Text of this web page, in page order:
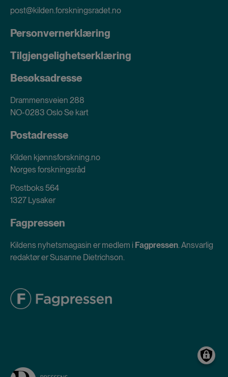
post@kilden.forskningsradet.no
Personvernerklæring
Tilgjengelighetserklæring
Besøksadresse
Drammensveien 288
NO-0283 OsloSe kart
Postadresse
Kilden kjønnsforskning.no
Norges forskningsråd
Postboks 564
1327 Lysaker
Fagpressen
Kildens nyhetsmagasin er medlem i Fagpressen. Ansvarlig
redaktør er Susanne Dietrichson.